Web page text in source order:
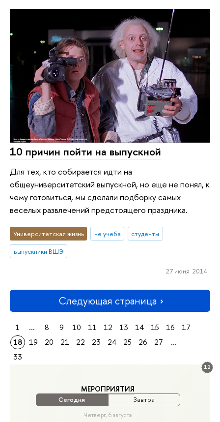
12
МЕРОПРИЯТИЯ
Сегодня Завтра
Четверг, 6 августа
10 причин пойти на выпускной
Для тех, кто собирается идти на
общеуниверситетский выпускной, но еще не понял, к
чему готовиться, мы сделали подборку самых
веселых развлечений предстоящего праздника.
Университетская жизнь не учеба
студенты
выпускники ВШЭ
27 июня 2014
Следующая страница
1 ... 8 9 10 11 12 13 14 15 16
17
18
19 20 21 22 23 24 25 26 27
...
33